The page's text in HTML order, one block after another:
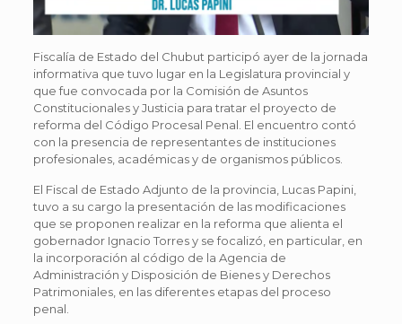
Fiscalía de Estado del Chubut participó ayer de la jornada
informativa que tuvo lugar en la Legislatura provincial y
que fue convocada por la Comisión de Asuntos
Constitucionales y Justicia para tratar el proyecto de
reforma del Código Procesal Penal. El encuentro contó
con la presencia de representantes de instituciones
profesionales, académicas y de organismos públicos.
El Fiscal de Estado Adjunto de la provincia, Lucas Papini,
tuvo a su cargo la presentación de las modificaciones
que se proponen realizar en la reforma que alienta el
gobernador Ignacio Torres y se focalizó, en particular, en
la incorporación al código de la Agencia de
Administración y Disposición de Bienes y Derechos
Patrimoniales, en las diferentes etapas del proceso
penal.